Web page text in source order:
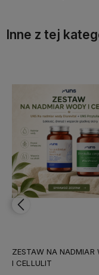
Inne z tej
ZESTAW NA NADMIAR
I CELLULIT